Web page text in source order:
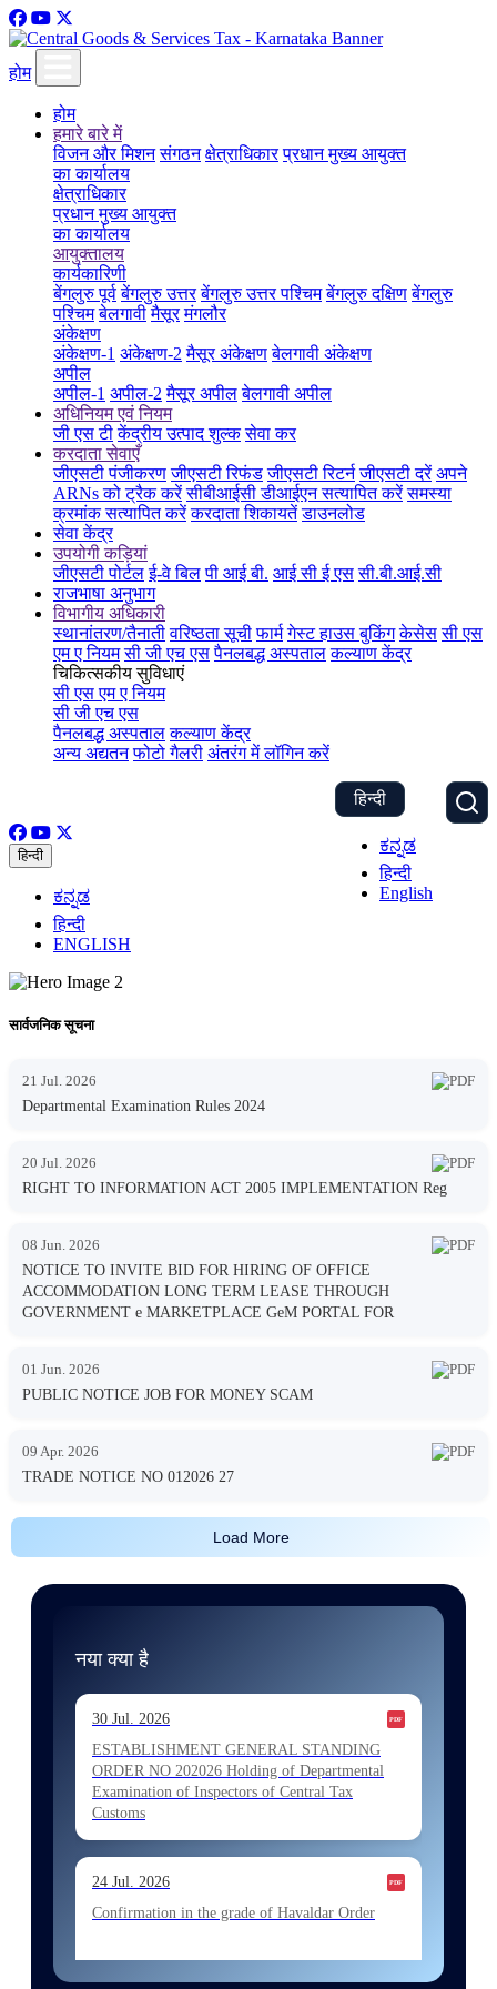
होम
होम
हमारे बारे में
विजन और मिशन संगठन क्षेत्राधिकार प्रधान मुख्य आयुक्त
का कार्यालय
क्षेत्राधिकार
प्रधान मुख्य आयुक्त
का कार्यालय
आयुक्तालय
कार्यकारिणी
बेंगलुरु पूर्व बेंगलुरु उत्तर बेंगलुरु उत्तर पश्चिम बेंगलुरु दक्षिण बेंगलुरु
पश्चिम बेलगावी मैसूर मंगलौर
अंकेक्षण
अंकेक्षण-1 अंकेक्षण-2 मैसूर अंकेक्षण बेलगावी अंकेक्षण
अपील
अपील-1 अपील-2 मैसूर अपील बेलगावी अपील
अधिनियम एवं नियम
जी एस टी केंद्रीय उत्पाद शुल्क सेवा कर
करदाता सेवाएँ
जीएसटी पंजीकरण जीएसटी रिफंड जीएसटी रिटर्न जीएसटी दरें अपने
ARNs को ट्रैक करें सीबीआईसी डीआईएन सत्यापित करें समस्या
क्रमांक सत्यापित करें करदाता शिकायतें डाउनलोड
सेवा केंद्र
उपयोगी कड़ियां
जीएसटी पोर्टल ई-वे बिल पी आई बी. आई सी ई एस सी.बी.आई.सी
राजभाषा अनुभाग
विभागीय अधिकारी
स्थानांतरण/तैनाती वरिष्ठता सूची फार्म गेस्ट हाउस बुकिंग केसेस सी एस
एम ए नियम सी जी एच एस पैनलबद्ध अस्पताल कल्याण केंद्र
चिकित्सकीय सुविधाएं
सी एस एम ए नियम
सी जी एच एस
पैनलबद्ध अस्पताल कल्याण केंद्र
अन्य अद्यतन फोटो गैलरी अंतरंग में लॉगिन करें
हिन्दी
ಕನ್ನಡ
हिन्दी
English
हिन्दी
ಕನ್ನಡ
हिन्दी
ENGLISH
सार्वजनिक सूचना
21 Jul. 2026
Departmental Examination Rules 2024
20 Jul. 2026
RIGHT TO INFORMATION ACT 2005 IMPLEMENTATION Reg
08 Jun. 2026
NOTICE TO INVITE BID FOR HIRING OF OFFICE
ACCOMMODATION LONG TERM LEASE THROUGH
GOVERNMENT e MARKETPLACE GeM PORTAL FOR
01 Jun. 2026
PUBLIC NOTICE JOB FOR MONEY SCAM
09 Apr. 2026
TRADE NOTICE NO 012026 27
Load More
नया क्या है
30 Jul. 2026
ESTABLISHMENT GENERAL STANDING
ORDER NO 202026 Holding of Departmental
Examination of Inspectors of Central Tax
Customs
24 Jul. 2026
Confirmation in the grade of Havaldar Order